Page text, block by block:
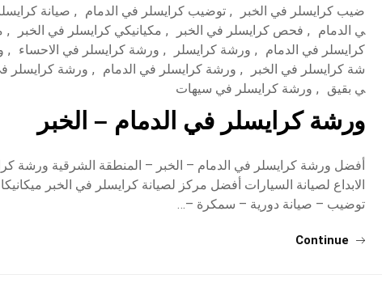
ضيب كرايسلر في الخبر
, توضيب كرايسلر في الدمام , صيانة
ي الدمام
, فحص كرايسلر في الخبر , مكيانيكي كرايسلر في الخبر ,
كرايسلر في الدمام
, ورشة كرايسلر , ورشة كرايسلر في الاحساء ,
شة كرايسلر في الخبر
, ورشة كرايسلر في الدمام , ورشة كرايسلر
ي بقيق
, ورشة كرايسلر في سيهات
ورشة كرايسلر في الدمام – الخبر
أفضل ورشة كرايسلر في الدمام – الخبر – المنطقة الشرقية ورشة
الابداع لصيانة السيارات أفضل مركز لصيانة كرايسلر في الخبر
توضيب – صيانة دورية – سمكرة –…
Continue